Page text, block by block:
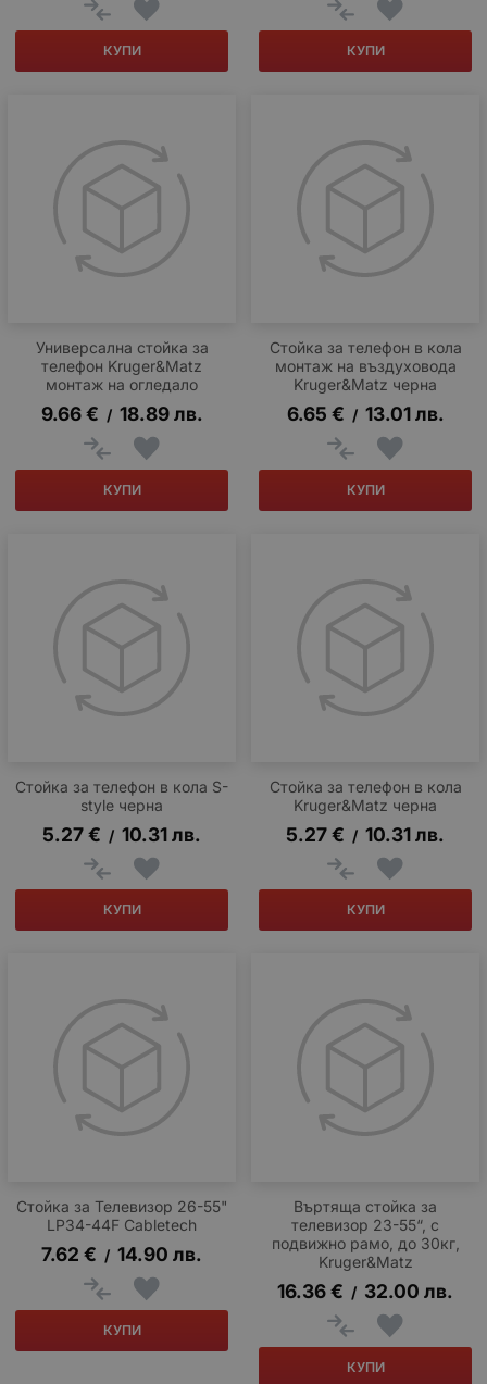
КУПИ КУПИ
Универсална стойка за
телефон Kruger&Matz
монтаж на огледало
9.66 € / 18.89 лв.
КУПИ
Стойка за телефон в кола
монтаж на въздуховода
Kruger&Matz черна
6.65 € / 13.01 лв.
КУПИ
Стойка за телефон в кола S-
style черна
5.27€ / 10.31лв.
КУПИ
Стойка за телефон в кола
Kruger&Matz черна
5.27€ / 10.31лв.
КУПИ
Стойка за Телевизор 26-55"
LP34-44F Cabletech
7.62 € / 14.90 лв.
КУПИ
Въртяща стойка за
телевизор 23-55“, с
подвижно рамо, до 30кг,
Kruger&Matz
16.36€ / 32.00 лв.
КУПИ